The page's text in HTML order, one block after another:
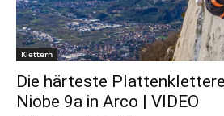
Klettern
Die härteste
Niobe 9a in Arco | VIDEO